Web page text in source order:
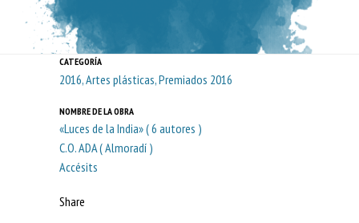
CATEGORÍA
2016, Artes plásticas, Premiados 2016
NOMBRE DE LA OBRA
«Luces de la India» ( 6 autores )
C.O. ADA ( Almoradí )
Accésits
Share